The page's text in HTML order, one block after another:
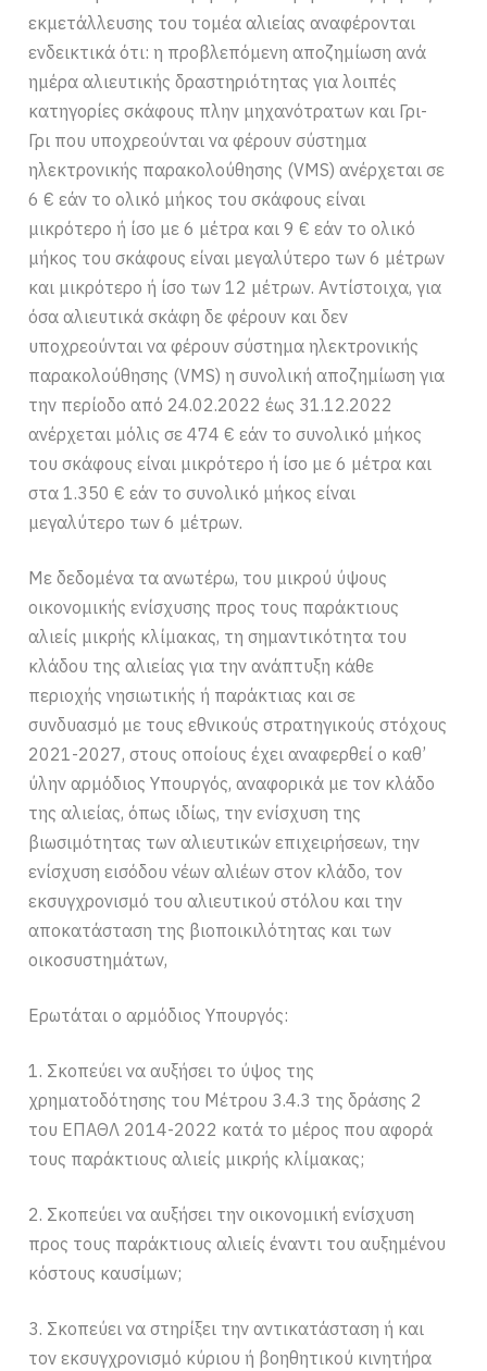
εκμετάλλευσης του τομέα αλιείας αναφέρονται
ενδεικτικά ότι: η προβλεπόμενη αποζημίωση ανά
ημέρα αλιευτικής δραστηριότητας για λοιπές
κατηγορίες σκάφους πλην μηχανότρατων και Γρι-
Γρι που υποχρεούνται να φέρουν σύστημα
ηλεκτρονικής παρακολούθησης (VMS) ανέρχεται σε
6 € εάν το ολικό μήκος του σκάφους είναι
μικρότερο ή ίσο με 6 μέτρα και 9 € εάν το ολικό
μήκος του σκάφους είναι μεγαλύτερο των 6 μέτρων
και μικρότερο ή ίσο των 12 μέτρων. Αντίστοιχα, για
όσα αλιευτικά σκάφη δε φέρουν και δεν
υποχρεούνται να φέρουν σύστημα ηλεκτρονικής
παρακολούθησης (VMS) η συνολική αποζημίωση για
την περίοδο από 24.02.2022 έως 31.12.2022
ανέρχεται μόλις σε 474 € εάν το συνολικό μήκος
του σκάφους είναι μικρότερο ή ίσο με 6 μέτρα και
στα 1.350 € εάν το συνολικό μήκος είναι
μεγαλύτερο των 6 μέτρων.
Με δεδομένα τα ανωτέρω, του μικρού ύψους
οικονομικής ενίσχυσης προς τους παράκτιους
αλιείς μικρής κλίμακας, τη σημαντικότητα του
κλάδου της αλιείας για την ανάπτυξη κάθε
περιοχής νησιωτικής ή παράκτιας και σε
συνδυασμό με τους εθνικούς στρατηγικούς στόχους
2021-2027, στους οποίους έχει αναφερθεί ο καθ’
ύλην αρμόδιος Υπουργός, αναφορικά με τον κλάδο
της αλιείας, όπως ιδίως, την ενίσχυση της
βιωσιμότητας των αλιευτικών επιχειρήσεων, την
ενίσχυση εισόδου νέων αλιέων στον κλάδο, τον
εκσυγχρονισμό του αλιευτικού στόλου και την
αποκατάσταση της βιοποικιλότητας και των
οικοσυστημάτων,
Ερωτάται ο αρμόδιος Υπουργός:
1. Σκοπεύει να αυξήσει το ύψος της
χρηματοδότησης του Μέτρου 3.4.3 της δράσης 2
του ΕΠΑΘΛ 2014-2022 κατά το μέρος που αφορά
τους παράκτιους αλιείς μικρής κλίμακας;
2. Σκοπεύει να αυξήσει την οικονομική ενίσχυση
προς τους παράκτιους αλιείς έναντι του αυξημένου
κόστους καυσίμων;
3. Σκοπεύει να στηρίξει την αντικατάσταση ή και
τον εκσυγχρονισμό κύριου ή βοηθητικού κινητήρα